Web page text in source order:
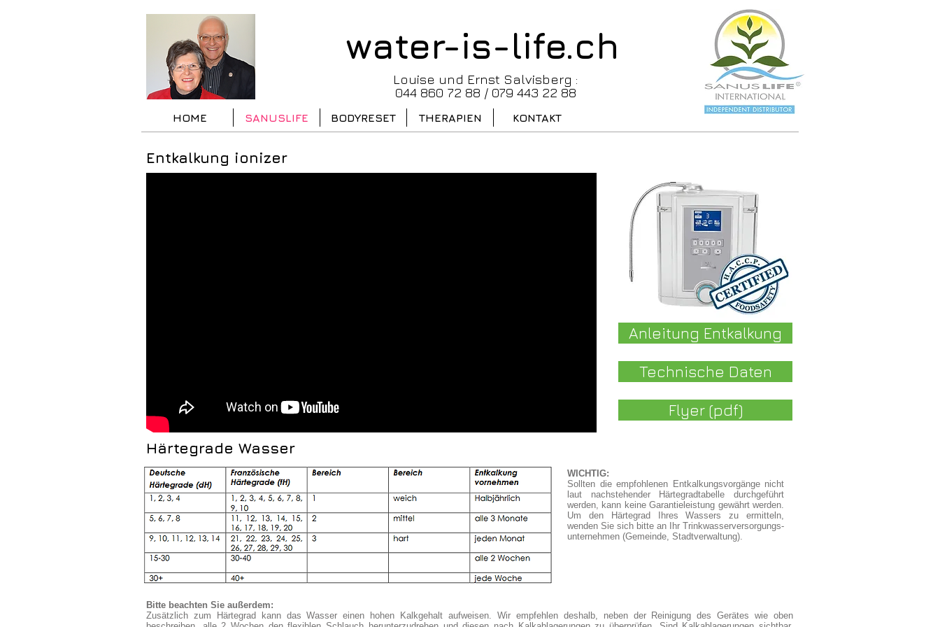
water-is-life.ch
Louise und Ernst Salvisberg :
044 860 72 88 / 079 443 22 88
HOME SANUSLIFE BODYRESET THERAPIEN KONTAKT
Entkalkung ionizer
Anleitung Entkalkung
Technische Daten
Flyer (pdf)
Härtegrade Wasser
WICHTIG:
Sollten die empfohlenen Entkalkungsvorgänge nicht
laut nachstehender Härtegradtabelle durchgeführt
werden, kann keine Garantieleistung gewährt werden.
Um den Härtegrad Ihres Wassers zu ermitteln,
wenden Sie sich bitte an Ihr Trinkwasserversorgungs-
unternehmen (Gemeinde, Stadtverwaltung).
Bitte beachten Sie außerdem:
Zusätzlich zum Härtegrad kann das Wasser einen hohen Kalkgehalt aufweisen. Wir empfehlen deshalb, neben der Reinigung des Gerätes wie oben